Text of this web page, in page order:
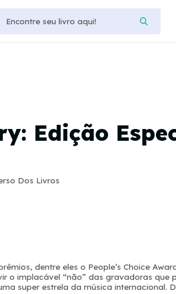
Edição
Dos Livros
dentre eles o People’s Choice
o implacável “não” das gravadoras que
super estrela da música internacional.